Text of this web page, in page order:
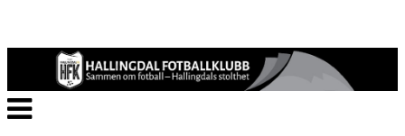
Veksle
navigasjon